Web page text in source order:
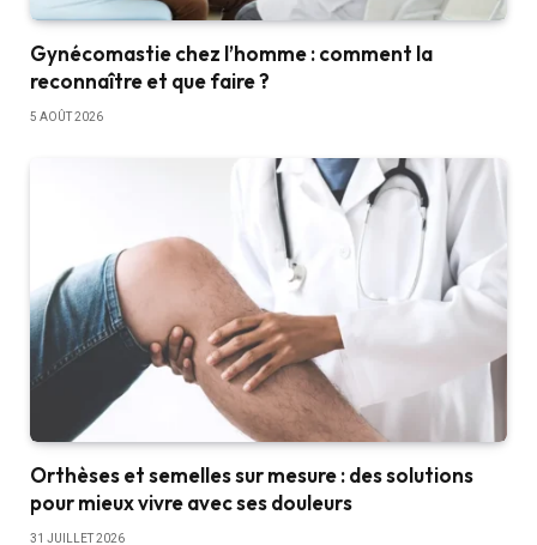
Gynécomastie chez l’homme : comment la
reconnaître et que faire ?
5 AOÛT 2026
Orthèses et semelles sur mesure : des solutions
pour mieux vivre avec ses douleurs
31 JUILLET 2026